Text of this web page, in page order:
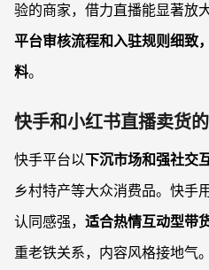
验的商家，借力直播能显著放
平台审核流程和入驻规则细致
料。
快手和小红书直播卖货的
快手平台以下沉市场和强社交
乡村特产等大众消费品。快手
认同感强， 适合热情互动型带
重老铁关系，内容风格接地气。